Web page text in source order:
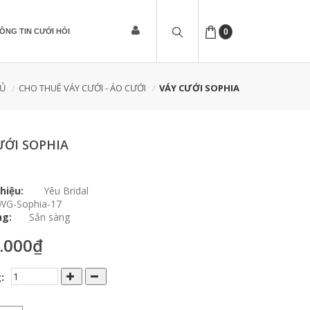
0
TIN CƯỚI HỎI
CHO THUÊ VÁY CƯỚI - ÁO CƯỚI VÁY CƯỚI SOPHIA
SOPHIA
Yêu Bridal
Sophia-17
Sắn sàng